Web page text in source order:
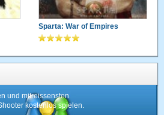
Sparta: War of Empires
und mitreissensten
kostenlos spielen.